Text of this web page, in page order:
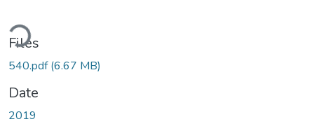
Files
540.pdf(6.67 MB)
Date
2019